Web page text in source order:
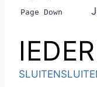
Page Down
SLUITEN